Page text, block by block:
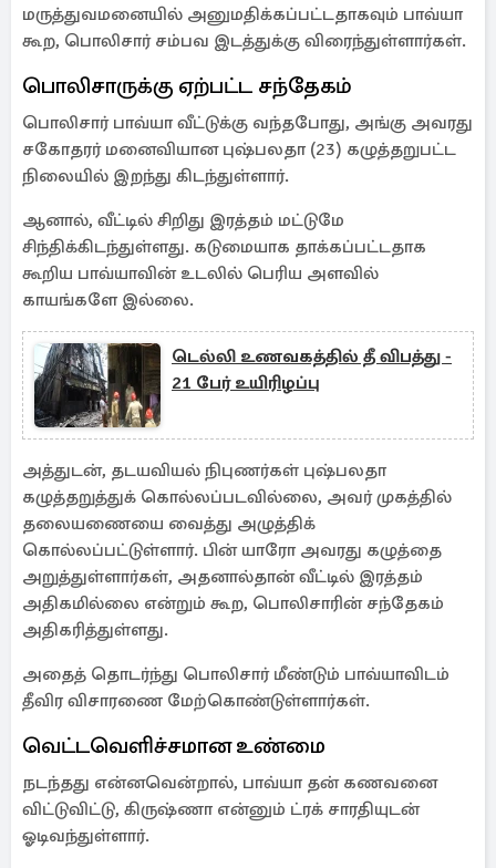
மருத்துவமனையில் அனுமதிக்கப்பட்டதாகவும் பாவ்யா
கூற, பொலிசார் சம்பவ இடத்துக்கு விரைந்துள்ளார்கள்.
பொலிசாருக்கு ஏற்பட்ட சந்தேகம்
பொலிசார் பாவ்யா வீட்டுக்கு வந்தபோது, அங்கு அவரது
சகோதரர் மனைவியான புஷ்பலதா (23) கழுத்தறுபட்ட
நிலையில் இறந்து கிடந்துள்ளார்.
ஆனால், வீட்டில் சிறிது இரத்தம் மட்டுமே
சிந்திக்கிடந்துள்ளது. கடுமையாக தாக்கப்பட்டதாக
கூறிய பாவ்யாவின் உடலில் பெரிய அளவில்
காயங்களே இல்லை.
டெல்லி உணவகத்தில் தீ விபத்து -
21 பேர் உயிரிழப்பு
அத்துடன், தடயவியல் நிபுணர்கள் புஷ்பலதா
கழுத்தறுத்துக் கொல்லப்படவில்லை, அவர் முகத்தில்
தலையணையை வைத்து அழுத்திக்
கொல்லப்பட்டுள்ளார். பின் யாரோ அவரது கழுத்தை
அறுத்துள்ளார்கள், அதனால்தான் வீட்டில் இரத்தம்
அதிகமில்லை என்றும் கூற, பொலிசாரின் சந்தேகம்
அதிகரித்துள்ளது.
அதைத் தொடர்ந்து பொலிசார் மீண்டும் பாவ்யாவிடம்
தீவிர விசாரணை மேற்கொண்டுள்ளார்கள்.
வெட்டவெளிச்சமான உண்மை
நடந்தது என்னவென்றால், பாவ்யா தன் கணவனை
விட்டுவிட்டு, கிருஷ்ணா என்னும் ட்ரக் சாரதியுடன்
ஓடிவந்துள்ளார்.